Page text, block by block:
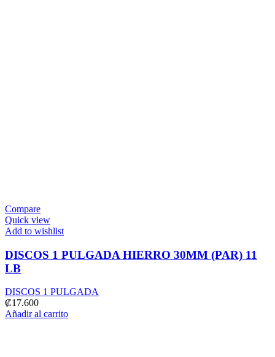
Compare
Quick view
Add to wishlist
DISCOS 1 PULGADA HIERRO 30MM (PAR) 11
LB
DISCOS 1 PULGADA
₡17.600
Añadir al carrito